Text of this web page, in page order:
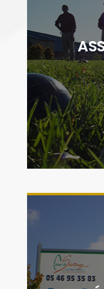
"La vie
Saintonge
culturelles,
"Par le
et les
associations